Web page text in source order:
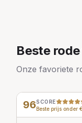
Beste
Onze favoriete
96SCORE
Beste prijs onder